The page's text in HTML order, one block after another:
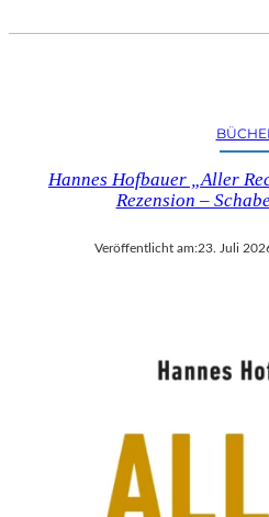
Hannes Hofbauer „Aller
Rezension –
Veröffentlicht am:23. Juli